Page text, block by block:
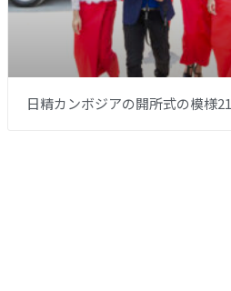
日精カンボジアの開所式の模様21